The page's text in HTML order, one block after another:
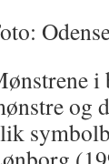
i
og